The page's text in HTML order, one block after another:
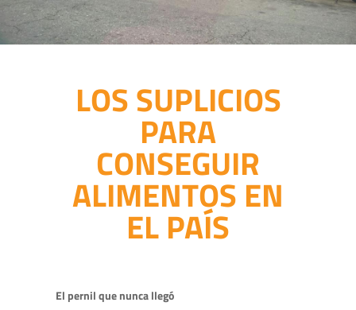
LOS SUPLICIOS
PARA
CONSEGUIR
ALIMENTOS EN
EL PAÍS
El pernil que nunca llegó